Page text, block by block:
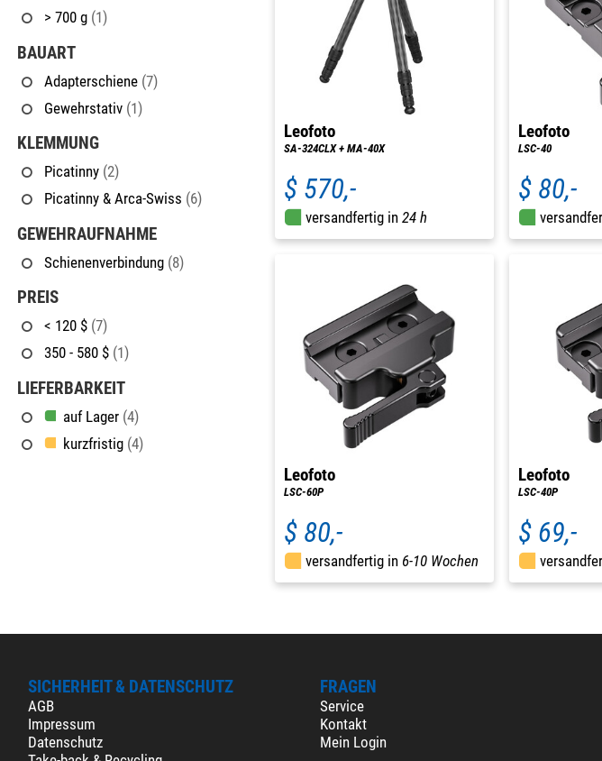
> 700 g (1)
BAUART
Adapterschiene (7)
Gewehrstativ (1)
KLEMMUNG
Picatinny (2)
Picatinny & Arca-Swiss (6)
GEWEHRAUFNAHME
Schienenverbindung (8)
PREIS
< 120 $ (7)
350 - 580 $ (1)
LIEFERBARKEIT
auf Lager (4)
kurzfristig (4)
Leofoto
SA-324CLX + MA-40X
$ 570,-
versandfertig in 24 h
Leofoto
LSC-40
$ 80,-
Leofoto
LSC-60P
$ 80,-
versandfertig in 6-10 Wochen
Leofoto
LSC-40P
$ 69,-
SICHERHEIT & DATENSCHUTZ
AGB
Impressum
Datenschutz
FRAGEN
Service
Kontakt
Mein Login